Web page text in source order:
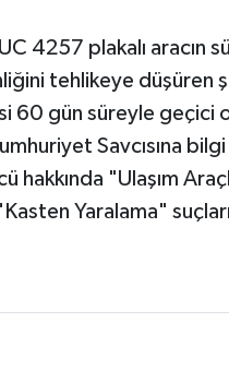
4257 plakalı aracın
tehlikeye düşüren
60 gün süreyle geçici
Savcısına bilgi
"Ulaşım
Yaralama"